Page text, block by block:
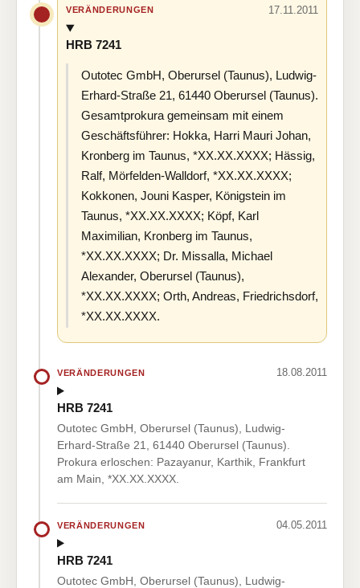
VERÄNDERUNGEN 17.11.2011
HRB 7241
Outotec GmbH, Oberursel (Taunus), Ludwig-
Erhard-Straße 21, 61440 Oberursel (Taunus).
Gesamtprokura gemeinsam mit einem
Geschäftsführer: Hokka, Harri Mauri Johan,
Kronberg im Taunus, *XX.XX.XXXX; Hässig,
Ralf, Mörfelden-Walldorf, *XX.XX.XXXX;
Kokkonen, Jouni Kasper, Königstein im
Taunus, *XX.XX.XXXX; Köpf, Karl
Maximilian, Kronberg im Taunus,
*XX.XX.XXXX; Dr. Missalla, Michael
Alexander, Oberursel (Taunus),
*XX.XX.XXXX; Orth, Andreas, Friedrichsdorf,
*XX.XX.XXXX.
VERÄNDERUNGEN 18.08.2011
HRB 7241
Outotec GmbH, Oberursel (Taunus), Ludwig-
Erhard-Straße 21, 61440 Oberursel (Taunus).
Prokura erloschen: Pazayanur, Karthik, Frankfurt
am Main, *XX.XX.XXXX.
VERÄNDERUNGEN 04.05.2011
HRB 7241
Outotec GmbH, Oberursel (Taunus), Ludwig-